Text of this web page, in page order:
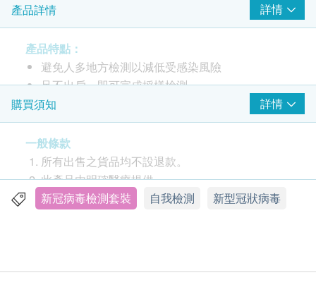
產品詳情 詳情
產品特點：
避免人多地方檢測以減低受感染風險
足不出戶，即可完成採樣檢測
CE 認證
歐盟推薦檢測試劑盒
ISO 認證 – ISO 13485
德國 BfArM 和 PEI 認證
獨立包裝
家中快速檢測
15 分鐘顯示結果
購買須知 詳情
一般條款
所有出售之貨品均不設退款。
此產品由明確醫療提供。
如有任何爭議，明確醫療及健康網購
新冠病毒檢測套裝 自我檢測 新型冠狀病毒